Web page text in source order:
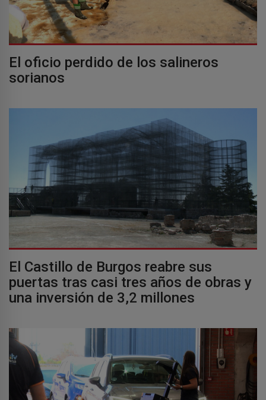
El oficio perdido de los salineros
sorianos
El Castillo de Burgos reabre sus
puertas tras casi tres años de obras y
una inversión de 3,2 millones